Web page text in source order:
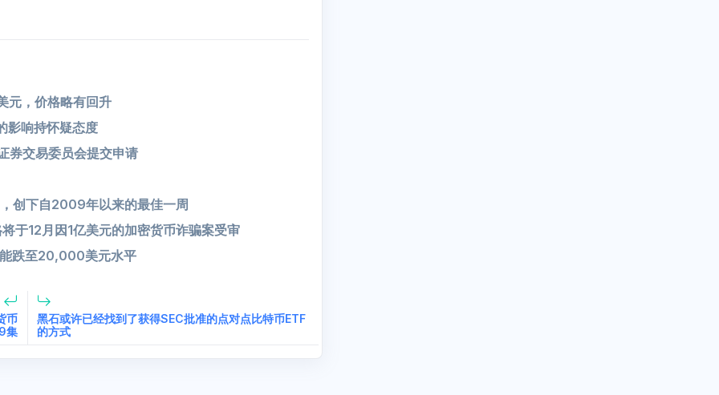
元，价格略有回升
影响持怀疑态度
券交易委员会提交申请
创下自2009年以来的最佳一周
于12月因1亿美元的加密货币诈骗案受审
跌至20,000美元水平
币
集
黑石或许已经找到了获得SEC批准的点对点比特币ETF
的方式